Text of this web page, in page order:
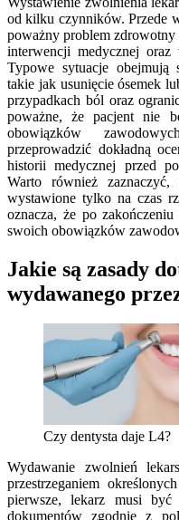
od kilku czynników. Przede
poważny problem
interwencji medycznej
Typowe sytuacje obejmują
takie jak usunięcie ósemek
przypadkach ból oraz
poważne, że pacjent nie
obowiązków
przeprowadzić dokładną
historii medycznej przed
Warto również
wystawione tylko na czas
oznacza, że po
swoich obowiązków
Jakie są zasady
wydawanego
Czy dentysta daje L4?
Wydawanie zwolnień
przestrzeganiem
pierwsze, lekarz musi
dokumentów zgodnie z